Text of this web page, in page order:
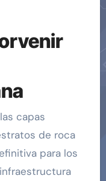
capas
de roca
para los